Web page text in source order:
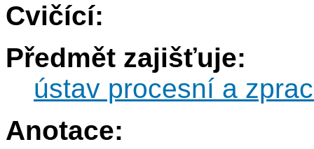
Cvičící:
Předmět zajišťuje:
ústav procesní a
Anotace: